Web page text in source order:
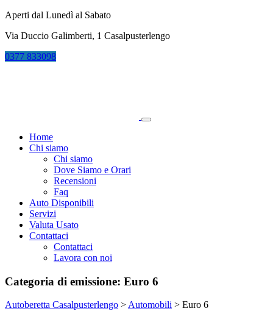
Aperti dal Lunedì al Sabato
Via Duccio Galimberti, 1 Casalpusterlengo
0377 833098
Home
Chi siamo
Chi siamo
Dove Siamo e Orari
Recensioni
Faq
Auto Disponibili
Servizi
Valuta Usato
Contattaci
Contattaci
Lavora con noi
Categoria di emissione: Euro 6
Autoberetta Casalpusterlengo >Automobili > Euro 6